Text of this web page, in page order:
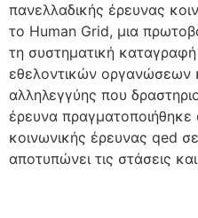
πανελλαδικής έρευνας
το Human Grid, μια
τη συστηματική
εθελοντικών οργανώσεων
αλληλεγγύης που
έρευνα πραγματοποιήθηκε
κοινωνικής έρευνας qed
αποτυπώνει τις στάσεις